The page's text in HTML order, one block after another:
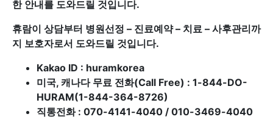
한 안내를 도와드릴 것입니다.
휴람이 상담부터 병원선정 – 진료예약 – 치료 – 사후관리까
지 보호자로서 도와드릴 것입니다.
Kakao ID : huramkorea
미국, 캐나다 무료 전화(Call Free) : 1-844-DO-
HURAM(1-844-364-8726)
직통전화 : 070-4141-4040 / 010-3469-4040